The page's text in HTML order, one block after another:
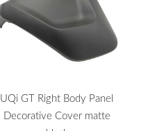
UQi GT Right Body Panel
Decorative Cover matte